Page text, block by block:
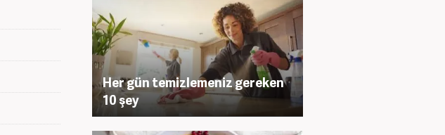
Her gün temizlemeniz gereken
10 şey